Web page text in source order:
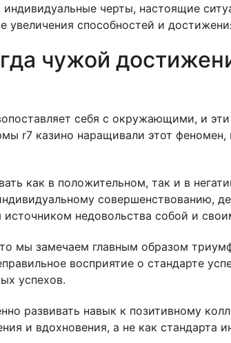
черты, настоящие
увеличения способностей и
чужой
себя с окружающими, и
r7 казино наращивали этот феномен,
как в положительном, так и в
совершенствованию,
недовольства собой и
мы замечаем главным образом
восприятие о стандарте
успехов.
развивать навык к позитивному
и вдохновения, а не как стандарта